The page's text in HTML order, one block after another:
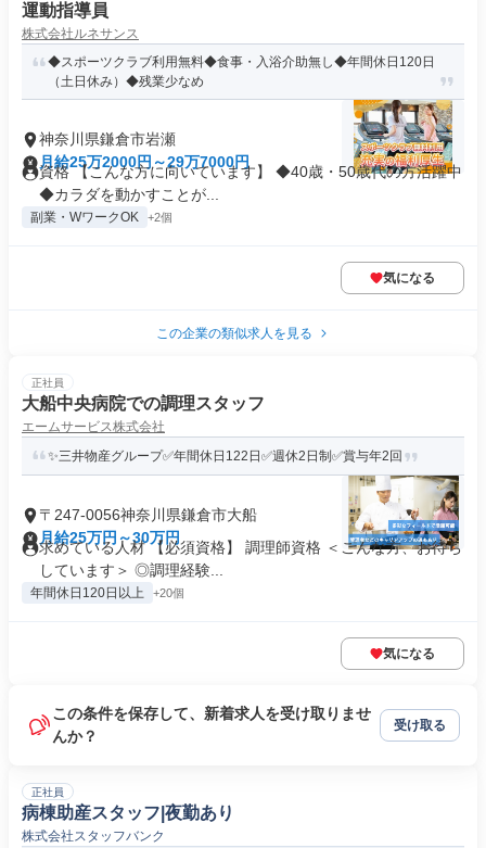
運動指導員
株式会社ルネサンス
◆スポーツクラブ利用無料◆食事・入浴介助無し◆年間休日120日
（土日休み）◆残業少なめ
神奈川県鎌倉市岩瀬
月給25万2000円～29万7000円
資格 【こんな方に向いています】 ◆40歳・50歳代の方活躍中
◆カラダを動かすことが...
副業・WワークOK +2個
気になる
この企業の類似求人を見る
正社員
大船中央病院での調理スタッフ
エームサービス株式会社
✨三井物産グループ✅年間休日122日✅週休2日制✅賞与年2回
〒247-0056神奈川県鎌倉市大船
月給25万円～30万円
求めている人材 【必須資格】 調理師資格 ＜こんな方、お待ち
しています＞ ◎調理経験...
年間休日120日以上 +20個
気になる
この条件を保存して、新着求人を受け取りませ
んか？
受け取る
正社員
病棟助産スタッフ|夜勤あり
株式会社スタッフバンク